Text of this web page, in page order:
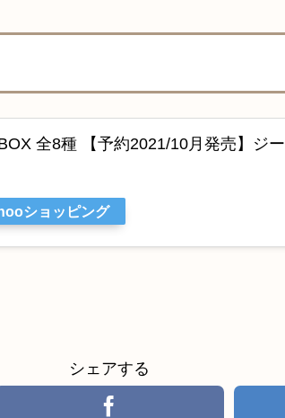
全8種 【予約2021/10月発売】ジー
ショッピング
シェアする